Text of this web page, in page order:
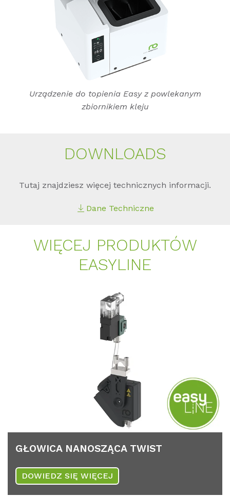
Urządzenie do topienia Easy z powlekanym
zbiornikiem kleju
DOWN­LOADS
Tutaj znajdziesz więcej technicznych informacji.
Dane Techniczne
WIĘCEJ PRO­DUKTÓW
EASY­LINE
GŁO­WI­CA NA­NOS­ZĄ­CA TWIST
DOWIEDZ SIĘ WIĘCEJ